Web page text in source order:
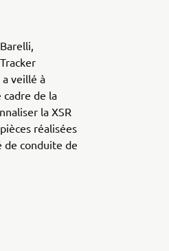
veillé à
de la
la XSR
réalisées
de conduite de